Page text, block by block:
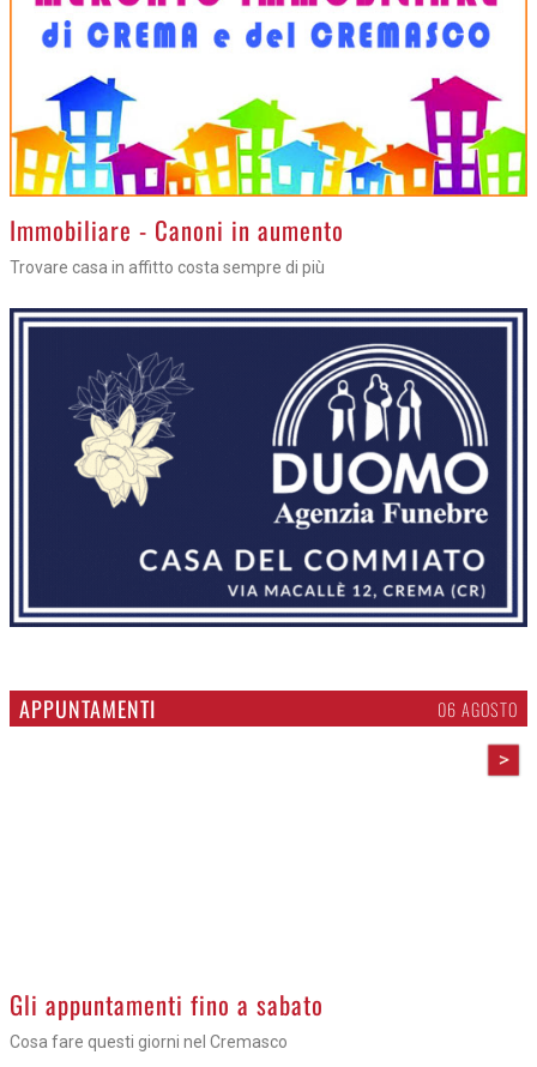
>Immobiliare - Canoni in aumento
Trovare casa in affitto costa sempre di più
APPUNTAMENTI 06 AGOSTO
>
Gli appuntamenti fino a sabato
Cosa fare questi giorni nel Cremasco